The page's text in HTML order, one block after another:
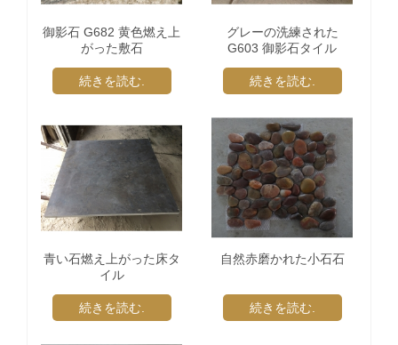
御影石 G682 黄色燃え上
がった敷石
続きを読む.
グレーの洗練された
G603 御影石タイル
続きを読む.
青い石燃え上がった床タ
イル
続きを読む.
自然赤磨かれた小石石
続きを読む.